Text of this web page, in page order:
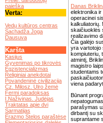
paieška
Verta:
Vedų kultūros centras
Sachadža Joga
Dausuva
Karšta
Kasijus
Gyvenimas po tikrovės
Egzistencializmas
Religiniai anekdotai
Povandeninė civilizacija
Cz. Milosz. Ulro žemė
Fermi paradoksas
I.Naživinas. Judėjas
Traktatas apie dvi
Sarmatijas
Erazmo Stelos paraštėse
Danas
elektronika ir
operacinei
kalkuliatorių.
skaičiuoklės
realizavimo
Čia galėjo
yra vartotojo
kompiuteriu,
atmintį,
magistro
studentams
viena
Būnant
parašymas
dirbantį su
suprantame